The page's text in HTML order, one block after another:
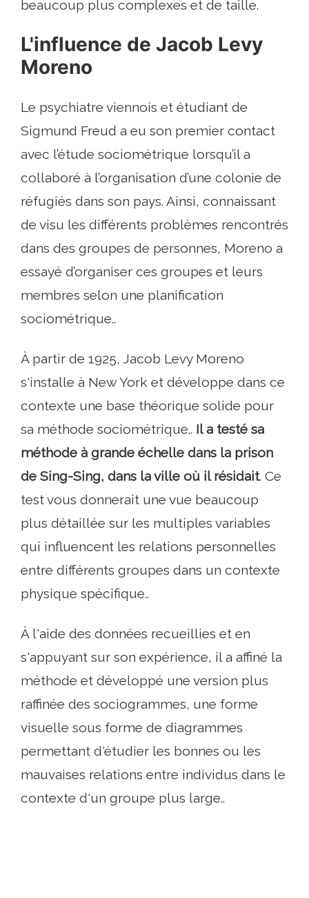
beaucoup plus complexes et de taille.
L'influence de Jacob Levy
Moreno
Le psychiatre viennois et étudiant de
Sigmund Freud a eu son premier contact
avec l’étude sociométrique lorsqu’il a
collaboré à l’organisation d’une colonie de
réfugiés dans son pays. Ainsi, connaissant
de visu les différents problèmes rencontrés
dans des groupes de personnes, Moreno a
essayé d’organiser ces groupes et leurs
membres selon une planification
sociométrique..
À partir de 1925, Jacob Levy Moreno
s'installe à New York et développe dans ce
contexte une base théorique solide pour
sa méthode sociométrique.. Il a testé sa
méthode à grande échelle dans la prison
de Sing-Sing, dans la ville où il résidait. Ce
test vous donnerait une vue beaucoup
plus détaillée sur les multiples variables
qui influencent les relations personnelles
entre différents groupes dans un contexte
physique spécifique..
À l'aide des données recueillies et en
s'appuyant sur son expérience, il a affiné la
méthode et développé une version plus
raffinée des sociogrammes, une forme
visuelle sous forme de diagrammes
permettant d'étudier les bonnes ou les
mauvaises relations entre individus dans le
contexte d'un groupe plus large..